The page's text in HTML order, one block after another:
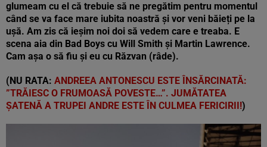
glumeam cu el că trebuie să ne pregătim pentru momentul
când se va face mare iubita noastră și vor veni băieți pe la
ușă. Am zis că ieșim noi doi să vedem care e treaba. E
scena aia din Bad Boys cu Will Smith și Martin Lawrence.
Cam așa o să fiu și eu cu Răzvan (râde).
(NU RATA: ANDREEA ANTONESCU ESTE ÎNSĂRCINATĂ:
”TRĂIESC O FRUMOASĂ POVESTE…”. JUMĂTATEA
ȘATENĂ A TRUPEI ANDRE ESTE ÎN CULMEA FERICIRII!)